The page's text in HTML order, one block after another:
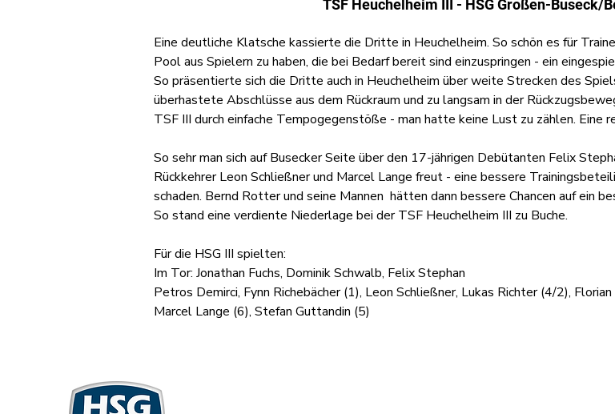
TSF Heuchelheim III - HSG Großen-Buseck/
Eine deutliche Klatsche kassierte die Dritte in Heuchelheim. So schön es für
Pool aus Spielern zu haben, die bei Bedarf bereit sind einzuspringen - ein
So präsentierte sich die Dritte auch in Heuchelheim über weite Strecken des
überhastete Abschlüsse aus dem Rückraum und zu langsam in der
TSF III durch einfache Tempogegenstöße - man hatte keine Lust zu zählen. Eine
So sehr man sich auf Busecker Seite über den 17-jährigen Debütanten Felix
Rückkehrer Leon Schließner und Marcel Lange freut - eine bessere
schaden. Bernd Rotter und seine Mannen  hätten dann bessere Chancen auf ein
So stand eine verdiente Niederlage bei der TSF Heuchelheim III zu Buche.
Für die HSG III spielten:
Im Tor: Jonathan Fuchs, Dominik Schwalb, Felix Stephan
Petros Demirci, Fynn Richebächer (1), Leon Schließner, Lukas Richter (4/2),
Marcel Lange (6), Stefan Guttandin (5)